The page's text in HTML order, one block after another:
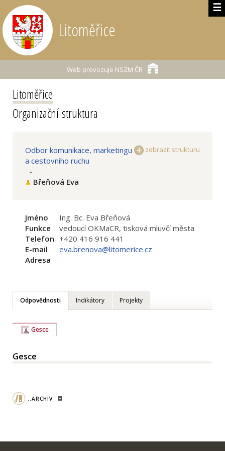
☰
Litoměřice
Web provozuje NSZM ČR
Litoměřice
Organizační struktura
zobrazit strukturu
Odbor komunikace, marketingu
a cestovního ruchu
-
Břeňová Eva
Jméno
Ing. Bc. Eva Břeňová
Funkce
vedoucí OKMaCR, tisková mluvčí města
Telefon +420 416 916 441
E-mail
eva.brenova@litomerice.cz
Adresa
--
Odpovědnosti Indikátory Projekty
Gesce
Gesce
..ARCHIV